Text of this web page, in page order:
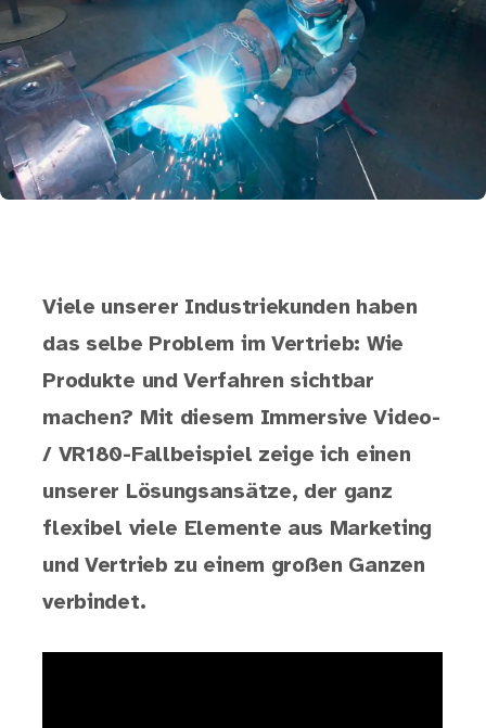
Viele unserer Industriekunden haben
das selbe Problem im Vertrieb: Wie
Produkte und Verfahren sichtbar
machen? Mit diesem Immersive Video-
/ VR180-Fallbeispiel zeige ich einen
unserer Lösungsansätze, der ganz
flexibel viele Elemente aus Marketing
und Vertrieb zu einem großen Ganzen
verbindet.